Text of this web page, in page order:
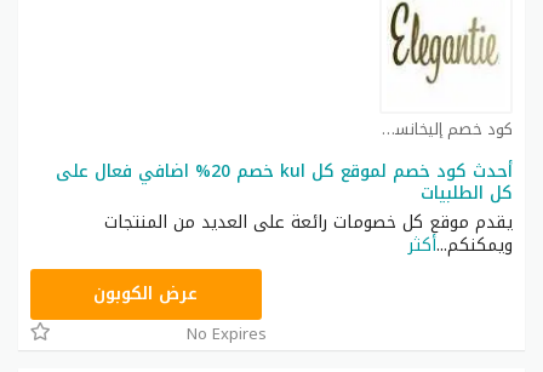
كود خصم إليخانسي كوبون
أحدث كود خصم لموقع كل kul خصم 20% اضافي فعال على
كل الطلبيات
يقدم موقع كل خصومات رائعة على العديد من المنتجات
ويمكنكم...أكثر
عرض الكوبون
No Expires